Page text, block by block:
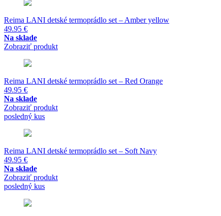
Reima LANI detské termoprádlo set – Amber yellow
49.95 €
Na sklade
Zobraziť produkt
Reima LANI detské termoprádlo set – Red Orange
49.95 €
Na sklade
Zobraziť produkt
posledný kus
Reima LANI detské termoprádlo set – Soft Navy
49.95 €
Na sklade
Zobraziť produkt
posledný kus